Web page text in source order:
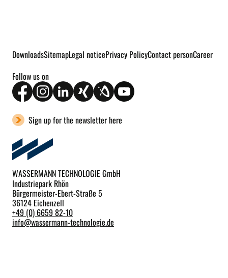
DownloadsSitemapLegal noticePrivacy PolicyContact personCareer
Follow us on
Sign up for the newsletter here
WASSERMANN TECHNOLOGIE GmbH
Industriepark Rhön
Bürgermeister-Ebert-Straße 5
36124 Eichenzell
+49 (0) 6659 82-10
info@wassermann-technologie.de